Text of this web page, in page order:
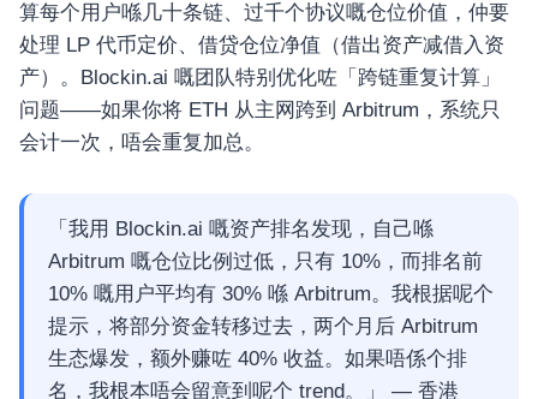
算每个用户喺几十条链、过千个协议嘅仓位价值，仲要
处理 LP 代币定价、借贷仓位净值（借出资产减借入资
产）。Blockin.ai 嘅团队特别优化咗「跨链重复计算」
问题——如果你将 ETH 从主网跨到 Arbitrum，系统只
会计一次，唔会重复加总。
「我用 Blockin.ai 嘅资产排名发现，自己喺
Arbitrum 嘅仓位比例过低，只有 10%，而排名前
10% 嘅用户平均有 30% 喺 Arbitrum。我根据呢个
提示，将部分资金转移过去，两个月后 Arbitrum
生态爆发，额外赚咗 40% 收益。如果唔係个排
名，我根本唔会留意到呢个 trend。」 — 香港